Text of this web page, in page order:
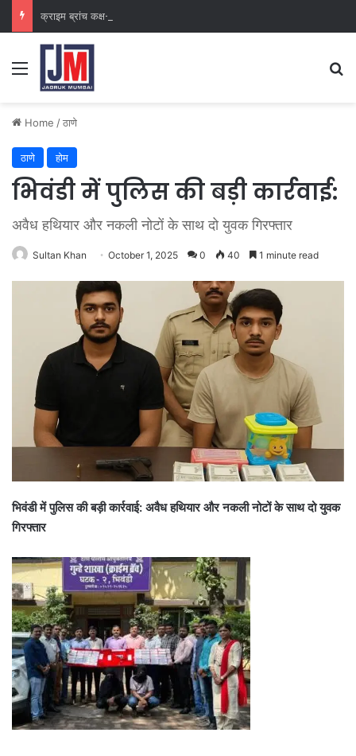
क्राइम ब्रांच कक्ष-2
Home /ठाणे
ठाणे होम
भिवंडी में पुलिस की बड़ी कार्रवाई:
अवैध हथियार और नकली नोटों के साथ दो युवक गिरफ्तार
Sultan Khan October 1, 2025 0 40 1 minute read
भिवंडी में पुलिस की बड़ी कार्रवाई: अवैध हथियार और नकली नोटों के साथ दो युवक
गिरफ्तार